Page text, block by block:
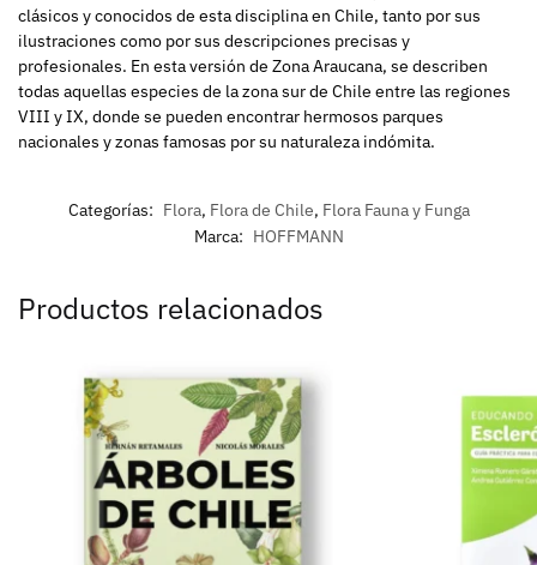
clásicos y conocidos de esta disciplina en Chile, tanto por sus
ilustraciones como por sus descripciones precisas y
profesionales. En esta versión de Zona Araucana, se describen
todas aquellas especies de la zona sur de Chile entre las regiones
VIII y IX, donde se pueden encontrar hermosos parques
nacionales y zonas famosas por su naturaleza indómita.
Categorías: Flora, Flora de Chile, Flora Fauna y Funga
Marca: HOFFMANN
Productos relacionados